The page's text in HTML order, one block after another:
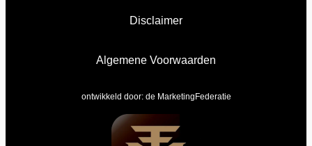
Disclaimer
Algemene Voorwaarden
ontwikkeld door: de MarketingFederatie